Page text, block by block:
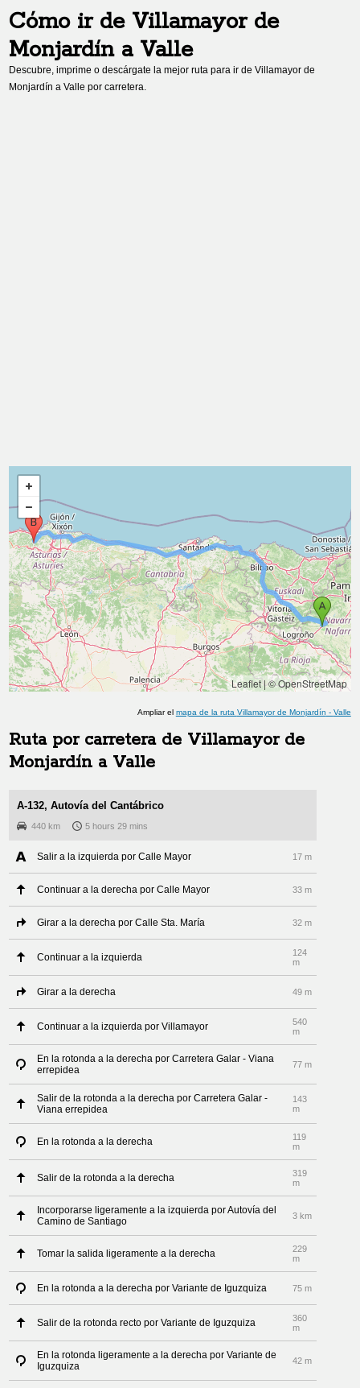
Cómo ir de Villamayor de
Monjardína Valle
Descubre, imprime o descárgate la mejor ruta para ir deVillamayor de
Monjardín aValle por carretera.
Leaflet|© OpenStreetMap
Ampliar el mapa de la ruta Villamayor de Monjardín - Valle
Ruta por carretera de Villamayor de
Monjardín a Valle
A-132, Autovía del Cantábrico
440 km 5 hours 29 mins
Salir a la izquierda por Calle Mayor 17 m
Continuar a la derecha por Calle Mayor 33 m
Girar a la derecha por Calle Sta. María 32 m
Continuar a la izquierda
124
m
Girar a la derecha 49 m
Continuar a la izquierda por Villamayor
540
m
En la rotonda a la derecha por Carretera Galar - Viana
errepidea
77 m
Salir de la rotonda a la derecha por Carretera Galar -
Viana errepidea
143
m
En la rotonda a la derecha
119
m
Salir de la rotonda a la derecha
319
m
Incorporarse ligeramente a la izquierda por Autovía del
Camino de Santiago
3 km
Tomar la salida ligeramente a la derecha
229
m
En la rotonda a la derecha por Variante de Iguzquiza 75 m
Salir de la rotonda recto por Variante de Iguzquiza
360
m
En la rotonda ligeramente a la derecha por Variante de
Iguzquiza
42 m